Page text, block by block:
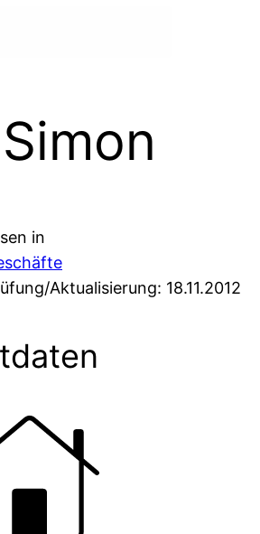
in
Aktualisierung: 18.11.2012